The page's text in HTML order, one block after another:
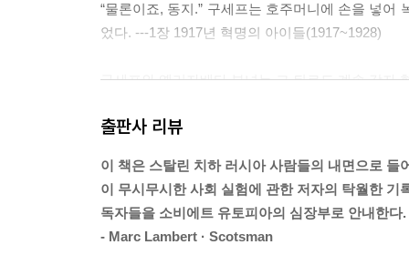
“물론이죠, 동지.” 구세프는 호주머니에 손을 넣
었다. ---1장 1917년 혁명의 아이들(1917~1928)
구세프와 옐리자베타 부녀는 그 뒤로도 계속 각자
배가 고픈 나머지 그만 아버지에게 말을 걸기는
다. “이 일화는 혁명적 대의를 위해 개인의 희생과
되었다.”(1권 43)
볼셰비키는 바로 옐리자베타와 구세프 같은 인간
가족을 가져서도 안 되고 가질 수도 없었다.”(1권
출판사 리뷰
이 책은 스탈린 치하 러시아 사람들의 내면으로 들
이 무시무시한 사회 실험에 관한 저자의 탁월한 기
독자들을 소비에트 유토피아의 심장부로 안내한다.
- Marc Lambert · Scotsman